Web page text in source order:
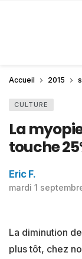
Accueil 2015
CULTURE
La
touche
Eric F.
mardi 1
La diminution
plus tôt, chez